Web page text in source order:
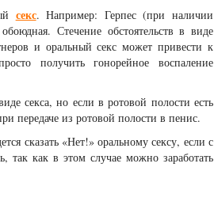
секс. Например: Герпес (при наличии
Стечение обстоятельств в виде
и оральный секс может привести к
получить гонорейное воспаление
секса, но если в ротовой полости есть
передаче из ротовой полости в пенис.
сказать «Нет!» оральному сексу, если с
как в этом случае можно заработать